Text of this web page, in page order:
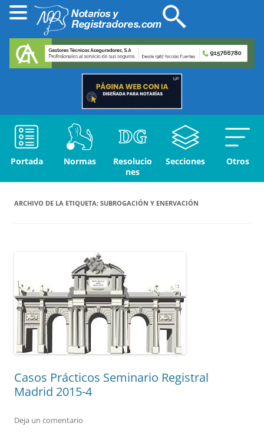
Portada Normas
Resolucio
nes
Secciones Otros
ARCHIVO DE LA ETIQUETA: SUBROGACIÓN Y ENERVACIÓN
Casos Prácticos Seminario Registral
Madrid 2015-4
Deja un comentario